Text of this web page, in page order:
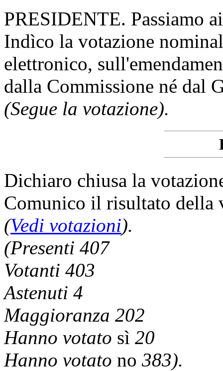
PRESIDENTE. Passiamo
Indìco la votazione
elettronico,
dalla Commissione né dal
(Segue la votazione).
Dichiaro chiusa la
Comunico il risultato della
(Vedi votazioni).
(Presenti 407
Votanti 403
Astenuti 4
Maggioranza 202
Hanno votato sì 20
Hanno votato no 383).